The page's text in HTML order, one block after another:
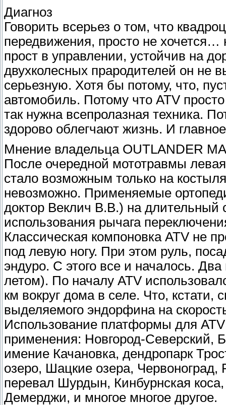
Диагноз
Говорить всерьез о том, что
передвижения, просто не
прост в управлении, устойчив на
двухколесных прародителей он не
серьезную. Хотя бы потому, что,
автомобиль. Потому что ATV
так нужна всепролазная техника.
здорово облегчают жизнь. И
Мнение владельца OUTLANDER
После очередной мототравмы левая
стало возможным только на
невозможно. Применяемые
доктор Веклич В.В.) на длительный
использования рычага
Классическая компоновка АТV не
под левую ногу. При этом руль,
эндуро. С этого все и началось.
летом). По началу АТV
км вокруг дома в селе. Что, кстати,
выделяемого эндорфина на
Использование платформы для
применения: Новгород-Северский,
имение Качановка, дендропарк
озеро, Шацкие озера,
перевал Шурдын, Кинбурнская
Демерджи, и многое многое другое.